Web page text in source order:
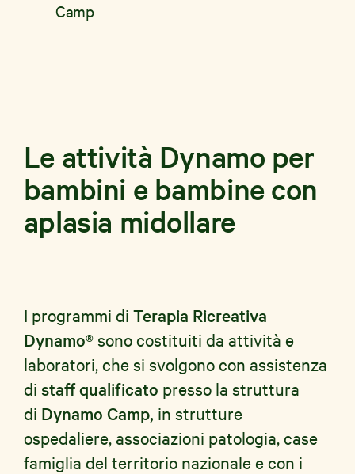
Camp
Le attività Dynamo per
bambini e bambine con
aplasia midollare
I programmi di Terapia Ricreativa
Dynamo®sono costituiti da attività e
laboratori, che si svolgono con assistenza
di staff qualificato presso la struttura
di Dynamo Camp, in strutture
ospedaliere, associazioni patologia, case
famiglia del territorio nazionale e con i